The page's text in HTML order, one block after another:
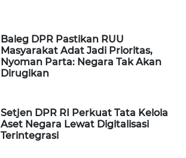
Baleg DPR Pastikan RUU
Masyarakat Adat Jadi Prioritas,
Nyoman Parta: Negara Tak Akan
Dirugikan
Setjen DPR RI Perkuat Tata Kelola
Aset Negara Lewat Digitalisasi
Terintegrasi